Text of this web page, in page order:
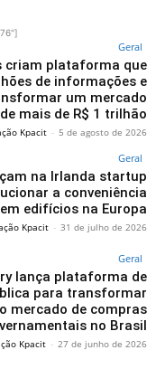
Geral
criam plataforma que
de informações e
um mercado
mais de R$ 1 trilhão
Kpacit - 5 de agosto de 2026
Geral
na Irlanda startup
a conveniência
em edifícios na Europa
Kpacit - 31 de julho de 2026
Geral
lança plataforma de
para transformar
o mercado de compras
no Brasil
Kpacit - 27 de junho de 2026